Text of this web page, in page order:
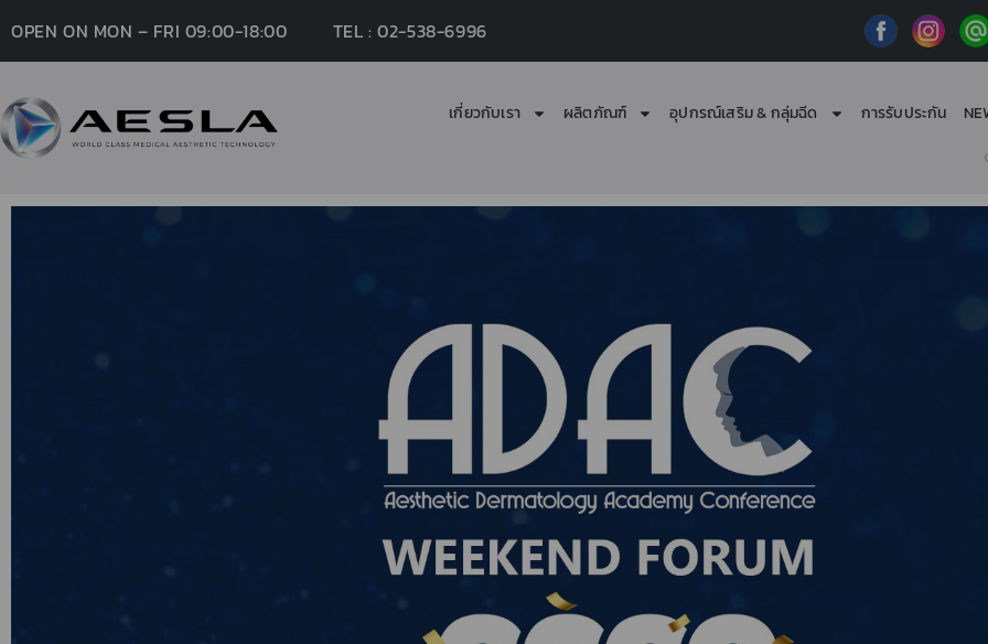
OPEN ON MON – FRI 09:00-18:00 TEL : 02-538-6996
เกี่ยวกับเรา ผลิตภัณฑ์ อุปกรณ์เสริม & กลุ่มฉีด การรับประกัน